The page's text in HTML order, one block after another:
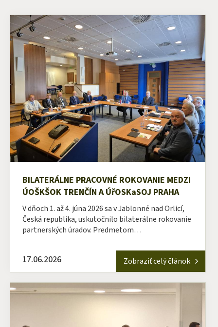
BILATERÁLNE PRACOVNÉ ROKOVANIE MEDZI
ÚOŠKŠOK TRENČÍN A ÚřOSKaSOJ PRAHA
V dňoch 1. až 4. júna 2026 sa v Jablonné nad Orlicí,
Česká republika, uskutočnilo bilaterálne rokovanie
partnerských úradov. Predmetom…
17.06.2026 Zobraziť celý článok